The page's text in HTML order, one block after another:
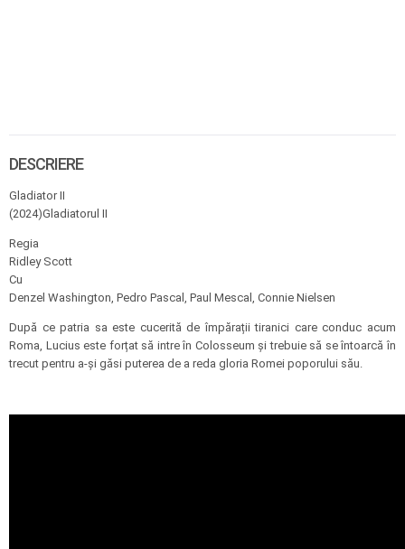
DESCRIERE
Gladiator II
(2024)Gladiatorul II
Regia
Ridley Scott
Cu
Denzel Washington, Pedro Pascal, Paul Mescal, Connie Nielsen
După ce patria sa este cucerită de împărații tiranici care conduc acum
Roma, Lucius este forțat să intre în Colosseum și trebuie să se întoarcă în
trecut pentru a-și găsi puterea de a reda gloria Romei poporului său.